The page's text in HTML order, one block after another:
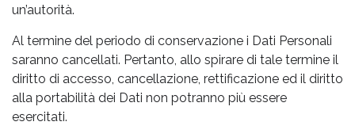
un’autorità.
Al termine del periodo di conservazione i Dati Personali
saranno cancellati. Pertanto, allo spirare di tale termine il
diritto di accesso, cancellazione, rettificazione ed il diritto
alla portabilità dei Dati non potranno più essere
esercitati.